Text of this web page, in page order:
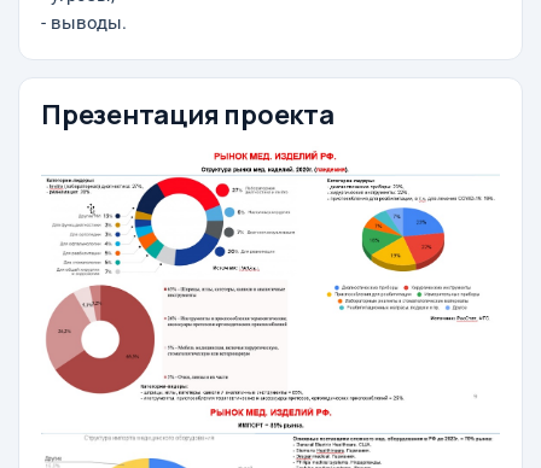
- выводы.
Презентация проекта